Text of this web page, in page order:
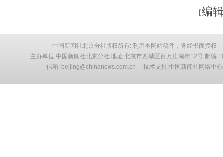
【编
中国新闻社北京分社版权所有::刊用本网站稿件，务经书面授权
主办单位:中国新闻社北京分社 地址:北京市西城区百万庄南街12号 邮编
信箱: beijing@chinanews.com.cn 技术支持:中国新闻社网络中心